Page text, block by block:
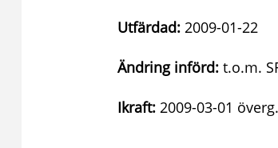
Utfärdad: 2009-01-22
Ändring införd: t.o.m.
Ikraft: 2009-03-01